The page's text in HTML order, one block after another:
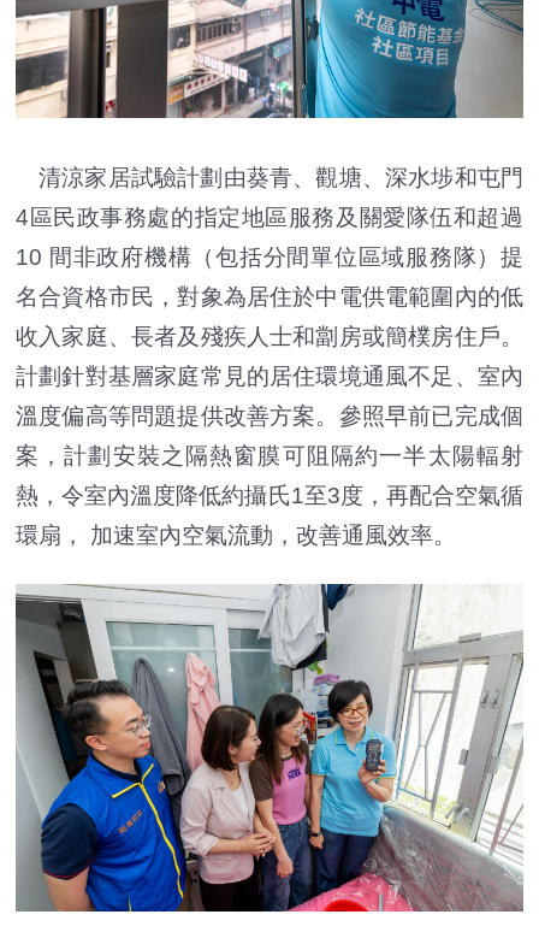
清涼家居試驗計劃由葵青、觀塘、深水埗和屯門
4區民政事務處的指定地區服務及關愛隊伍和超過
10 間非政府機構（包括分間單位區域服務隊）提
名合資格市民，對象為居住於中電供電範圍內的低
收入家庭、長者及殘疾人士和劏房或簡樸房住戶。
計劃針對基層家庭常見的居住環境通風不足、室內
溫度偏高等問題提供改善方案。參照早前已完成個
案，計劃安裝之隔熱窗膜可阻隔約一半太陽輻射
熱，令室內溫度降低約攝氏1至3度，再配合空氣循
環扇， 加速室內空氣流動，改善通風效率。